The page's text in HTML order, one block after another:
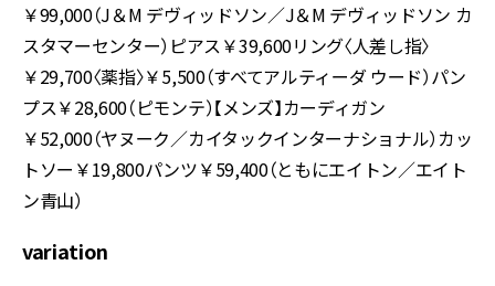
￥99,000（J＆M デヴィッドソン／J＆M デヴィッドソン カ
スタマーセンター）ピアス￥39,600リング〈人差し指〉
￥29,700〈薬指〉￥5,500（すべてアルティーダ ウード）パン
プス￥28,600（ピモンテ）【メンズ】カーディガン
￥52,000（ヤヌーク／カイタックインターナショナル）カッ
トソー￥19,800パンツ￥59,400（ともにエイトン／エイト
ン青山）
variation